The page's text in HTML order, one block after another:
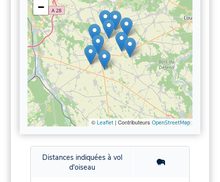
−
© Leaflet| Contributeurs OpenStreetMap
Distances indiquées à vol
d'oiseau